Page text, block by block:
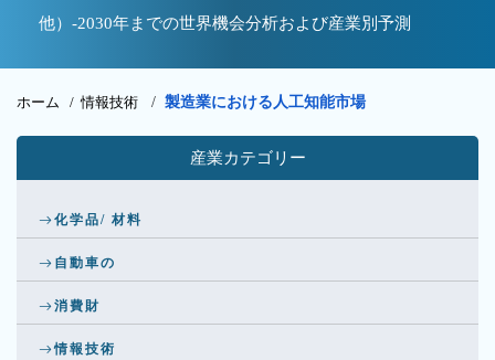
他）-2030年までの世界機会分析および産業別予測
ホーム /情報技術 / 製造業における人工知能市場
産業カテゴリー
化学品/ 材料
自動車の
消費財
情報技術